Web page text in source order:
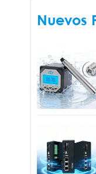
Nuevos